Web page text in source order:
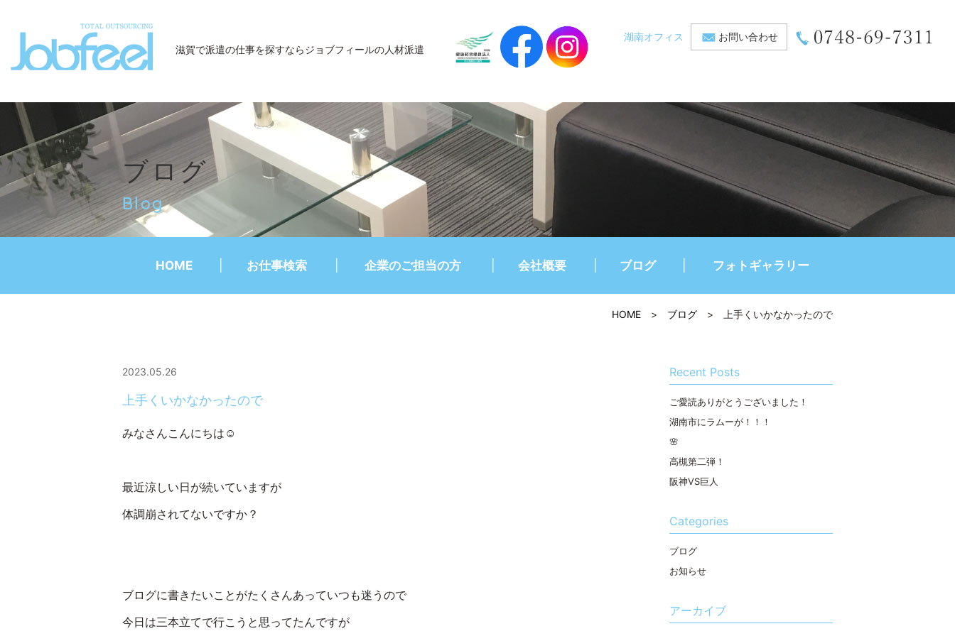
滋賀で派遣の仕事を探すならジョブフィールの人材派遣
湖南オフィス お問い合わせ
ブログ
Blog
HOME お仕事検索 企業のご担当の方 会社概要 ブログ フォトギャラリー
HOME > ブログ > 上手くいかなかったので
2023.05.26
上手くいかなかったので
みなさんこんにちは☺
最近涼しい日が続いていますが
体調崩されてないですか？
ブログに書きたいことがたくさんあっていつも迷うので
今日は三本立てで行こうと思ってたんですが
Recent Posts
ご愛読ありがとうございました！
湖南市にラムーが！！！
🌸
高槻第二弾！
阪神VS巨人
Categories
ブログ
お知らせ
アーカイブ